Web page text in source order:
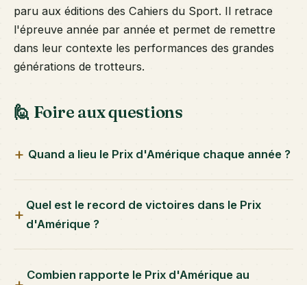
paru aux éditions des Cahiers du Sport. Il retrace
l'épreuve année par année et permet de remettre
dans leur contexte les performances des grandes
générations de trotteurs.
🙋 Foire aux questions
Quand a lieu le Prix d'Amérique chaque année ?
Quel est le record de victoires dans le Prix
d'Amérique ?
Combien rapporte le Prix d'Amérique au